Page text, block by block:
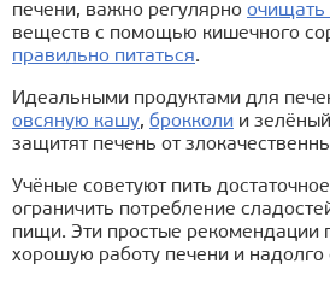
печени, важно регулярно очищать
веществ с помощью кишечного
правильно питаться.
Идеальными продуктами для
овсяную кашу, брокколи и
защитят печень от
Учёные советуют пить
ограничить потребление
пищи. Эти простые рекомендации
хорошую работу печени и надолго